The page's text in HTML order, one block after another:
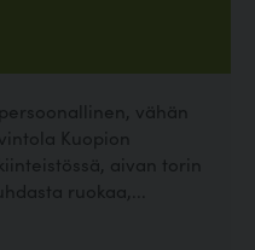
vähän
Kuopion
aivan torin
ruokaa,...